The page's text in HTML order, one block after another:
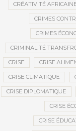
CRÉATIVITÉ
CRIMES
CRIMES
CRIMINALITÉ
CRISE CRISE
CRISE CLIMATIQUE
CRISE DIPLOMATIQUE
CRISE
CRISE